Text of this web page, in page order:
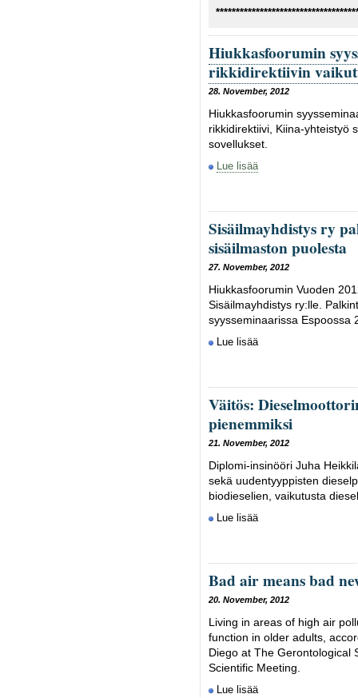
Hiukkasfoorumin
rikkidirektiivin
28. November, 2012
Hiukkasfoorumin
rikkidirektiivi, Kiina-yhteistyö
sovellukset.
Lue lisää
Sisäilmayhdistys ry
sisäilmaston puolesta
27. November, 2012
Hiukkasfoorumin Vuoden
Sisäilmayhdistys ry:lle.
syysseminaarissa Espoossa
Lue lisää
Väitös:
pienemmiksi
21. November, 2012
Diplomi-insinööri Juha
sekä uudentyyppisten
biodieselien, vaikutusta
Lue lisää
Bad air means bad
20. November, 2012
Living in areas of high air
function in older adults,
Diego at The Gerontological
Scientific Meeting.
Lue lisää